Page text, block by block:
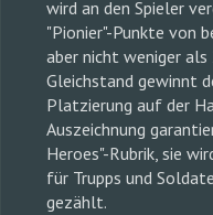
wird an den Spieler
"Pionier"-Punkte von
aber nicht weniger
Gleichstand gewinnt
Platzierung auf der
Auszeichnung
Heroes"-Rubrik, sie
für Trupps und
gezählt.